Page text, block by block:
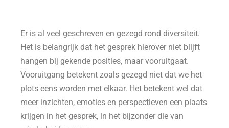
Er is al veel geschreven en gezegd rond diversiteit.
Het is belangrijk dat het gesprek hierover niet blijft
hangen bij gekende posities, maar vooruitgaat.
Vooruitgang betekent zoals gezegd niet dat we het
plots eens worden met elkaar. Het betekent wel dat
meer inzichten, emoties en perspectieven een plaats
krijgen in het gesprek, in het bijzonder die van